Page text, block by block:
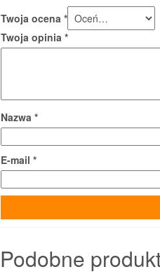
Twoja ocena *
Twoja opinia *
Nazwa *
E-mail *
Podobne